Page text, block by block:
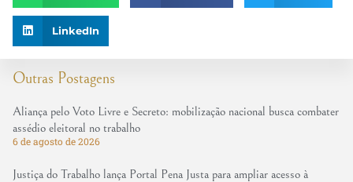
Outras Postagens
Aliança pelo Voto Livre e Secreto: mobilização nacional busca combater
assédio eleitoral no trabalho
6 de agosto de 2026
Justiça do Trabalho lança Portal Pena Justa para ampliar acesso à
LinkedIn